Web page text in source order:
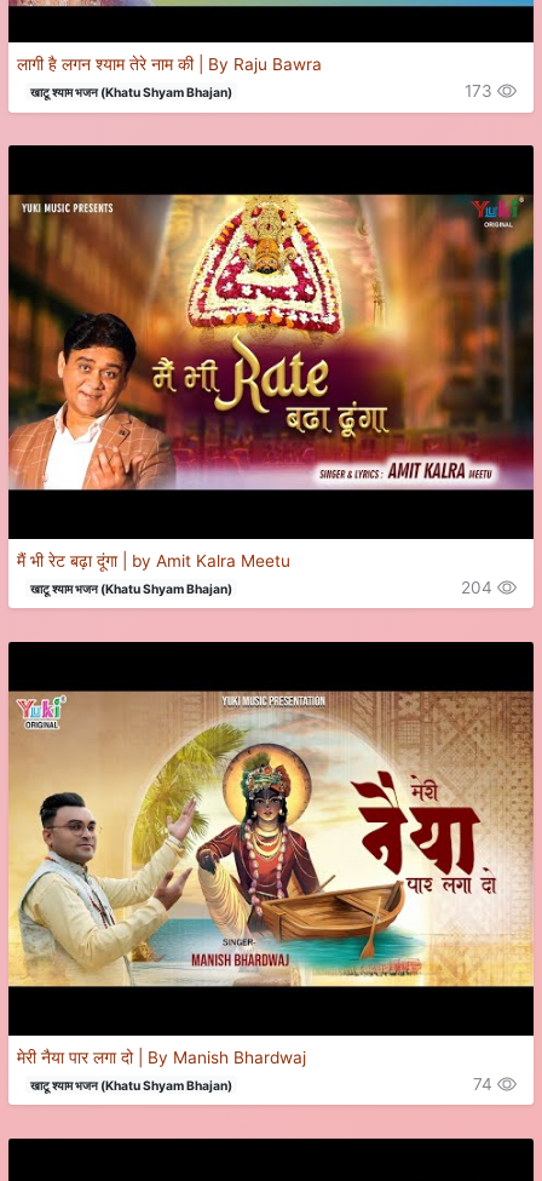
लागी है लगन श्याम तेरे नाम की | By Raju Bawra
खाटू श्याम भजन (Khatu Shyam Bhajan) 173
मैं भी रेट बढ़ा दूंगा | by Amit Kalra Meetu
खाटू श्याम भजन (Khatu Shyam Bhajan) 204
मेरी नैया पार लगा दो | By Manish Bhardwaj
खाटू श्याम भजन (Khatu Shyam Bhajan) 74